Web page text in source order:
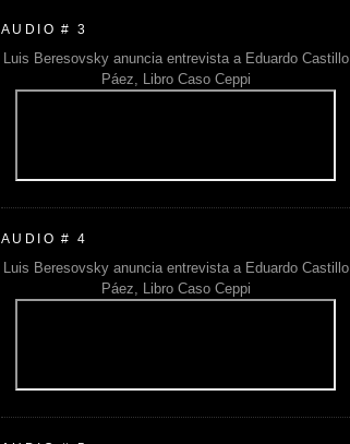
AUDIO # 3
Luis Beresovsky anuncia entrevista a Eduardo Castillo
Páez, Libro Caso Ceppi
AUDIO # 4
Luis Beresovsky anuncia entrevista a Eduardo Castillo
Páez, Libro Caso Ceppi